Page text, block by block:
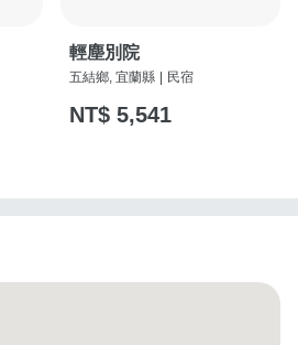
輕塵別院
五結鄉, 宜蘭縣 | 民宿
NT$ 5,541